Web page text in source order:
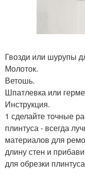
Гвозди или шурупы
Молоток.
Ветошь.
Шпатлевка или
Инструкция.
1 сделайте точные
плинтуса - всегда
материалов для
длину стен и
для обрезки